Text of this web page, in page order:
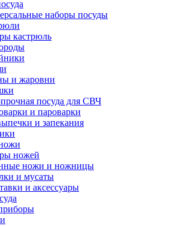
наборы посуды
кастрюль
и жаровни
посуда для СВЧ
и пароварки
и запекания
ножей
ножи и ножницы
и мусаты
и аксессуары